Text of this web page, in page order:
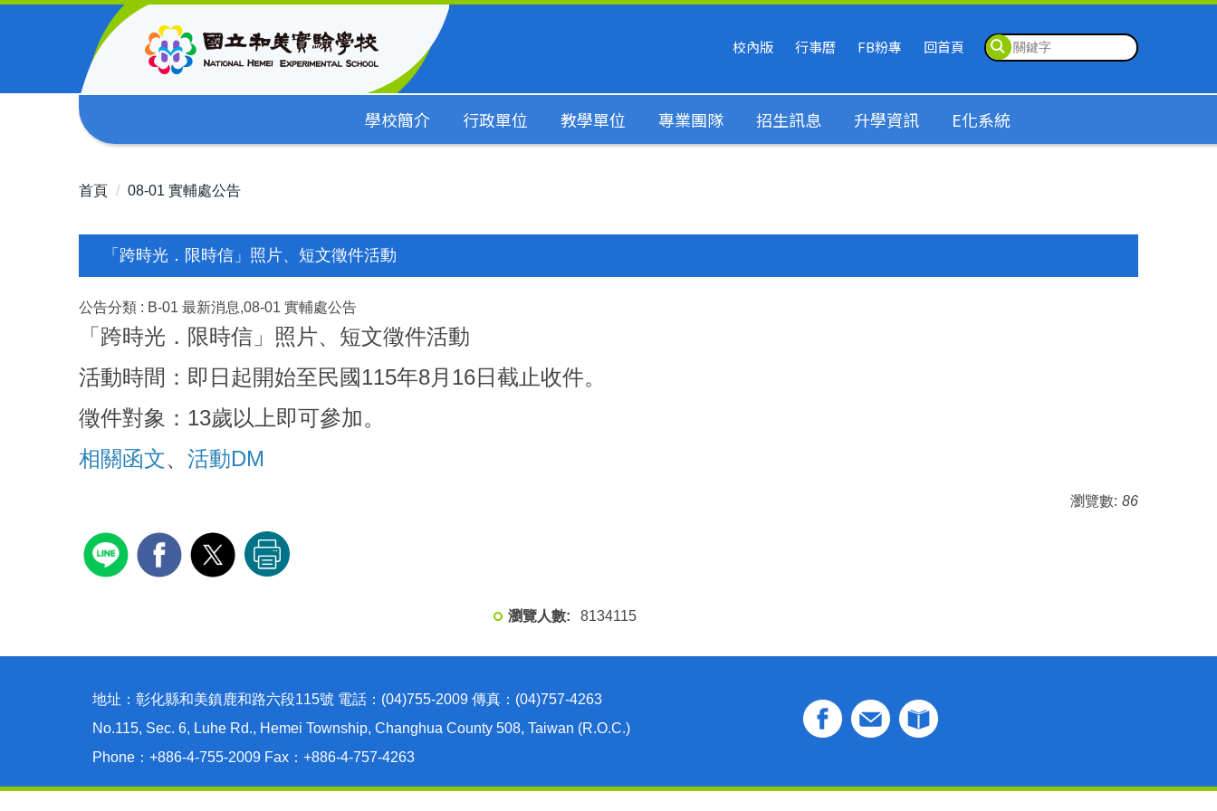
校內版 行事曆 FB粉專 回首頁
學校簡介 行政單位 教學單位 專業團隊 招生訊息 升學資訊 E化系統
首頁 08-01 實輔處公告
「跨時光．限時信」照片、短文徵件活動
公告分類 : B-01 最新消息,08-01 實輔處公告
「跨時光．限時信」照片、短文徵件活動
活動時間：即日起開始至民國115年8月16日截止收件。
徵件對象：13歲以上即可參加。
相關函文、 活動DM
瀏覽數: 86
8134115
地址：彰化縣和美鎮鹿和路六段115號 電話：(04)755-2009 傳真：(04)757-4263
No.115, Sec. 6, Luhe Rd., Hemei Township, Changhua County 508, Taiwan (R.O.C.)
Phone：+886-4-755-2009 Fax：+886-4-757-4263